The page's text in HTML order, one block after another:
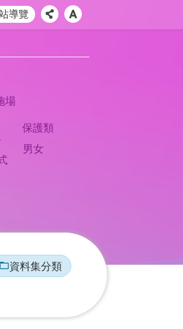
導覽
男女
保護類
場
資料集分類